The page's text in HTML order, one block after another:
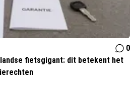
0
fietsgigant: dit betekent het